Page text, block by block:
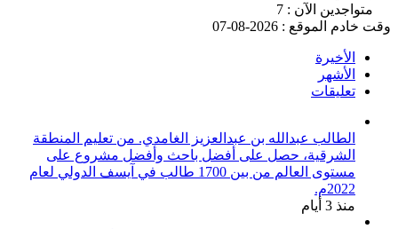
متواجدين الآن : 7
وقت خادم الموقع : 2026-08-07
الأخيرة
الأشهر
تعليقات
الطالب عبدالله بن عبدالعزيز الغامدي. من تعليم المنطقة
الشرقية، حصل على أفضل باحث وأفضل مشروع على
مستوى العالم من بين 1700 طالب في آيسف الدولي لعام
2022م.
منذ 3 أيام